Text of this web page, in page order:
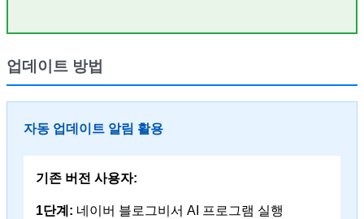
업데이트 방법
자동 업데이트 알림 활용
기존 버전 사용자:
1단계: 네이버 블로그비서 AI 프로그램 실행